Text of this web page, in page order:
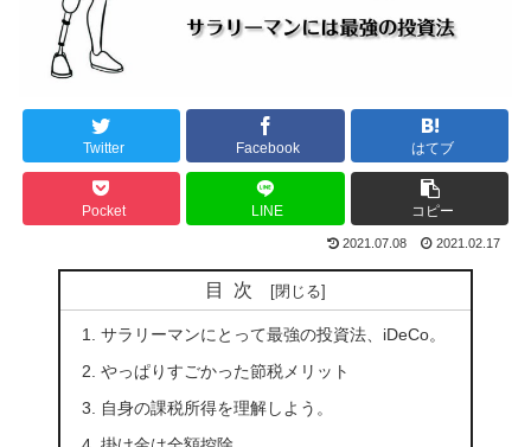
Twitter Facebook はてブ
Pocket LINE コピー
2021.07.08 2021.02.17
目次
サラリーマンにとって最強の投資法、iDeCo。
やっぱりすごかった節税メリット
自身の課税所得を理解しよう。